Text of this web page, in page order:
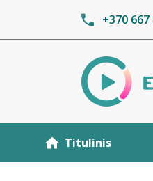
+370 667
Titulinis